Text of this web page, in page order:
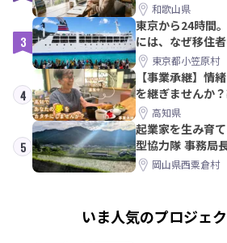
和歌山県
3
東京から24時間
には、なぜ移住
みた東京都小笠原村
4
【事業承継】情
を継ぎませんか
ら約10年！
高知県
5
起業家を生み育
型協力隊 事務局
岡山県西粟倉村
いま人気のプロジェ